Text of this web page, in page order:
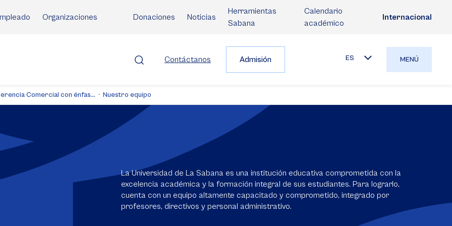
Organizaciones Donaciones Noticias
Herramientas
Sabana
Calendario
académico
Internacional
Contáctanos Admisión ES MENÚ
Comercial con énfas... Nuestro equipo
La Universidad de La Sabana es una institución educativa comprometida con la
excelencia académica y la formación integral de sus estudiantes. Para lograrlo,
cuenta con un equipo altamente capacitado y comprometido, integrado por
profesores, directivos y personal administrativo.